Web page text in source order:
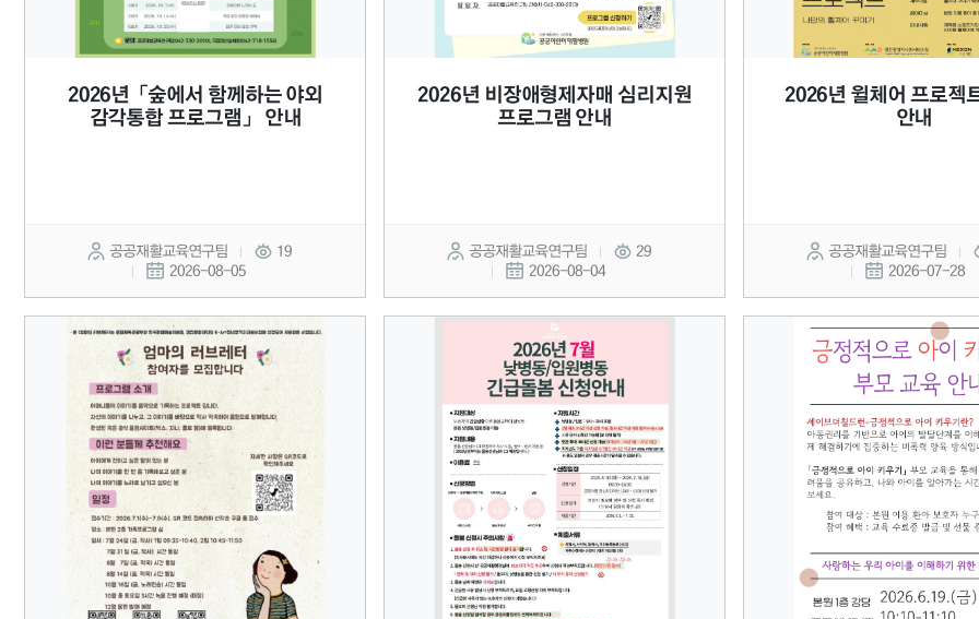
2026년「숲에서 함께하는 야외
감각통합 프로그램」 안내
공공재활교육연구팀
19
2026-08-05
2026년 비장애형제자매 심리지원
프로그램 안내
공공재활교육연구팀
29
2026-08-04
2026년 윌체어 프로젝
안내
공공재활교육연구팀
2026-07-28